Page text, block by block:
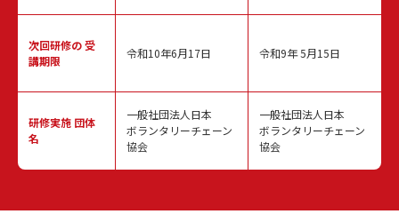
次回研修の受
講期限
研修実施 団体
名
令和10年6月17日
一般社団法人日本
ボランタリーチェーン
協会
令和9年 5月15日
一般社団法人日本
ボランタリーチェーン
協会